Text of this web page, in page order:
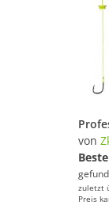
von
zuletzt
Preis